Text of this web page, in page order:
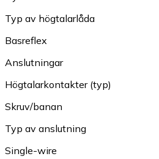
Typ av högtalarlåda
Basreflex
Anslutningar
Högtalarkontakter (typ)
Skruv/banan
Typ av anslutning
Single-wire